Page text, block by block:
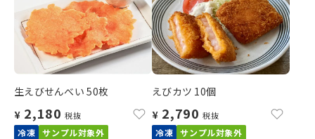
生えびせんべい 50枚
¥ 2,180 税抜
冷凍 サンプル対象外
えびカツ 10個
¥ 2,790 税抜
冷凍 サンプル対象外